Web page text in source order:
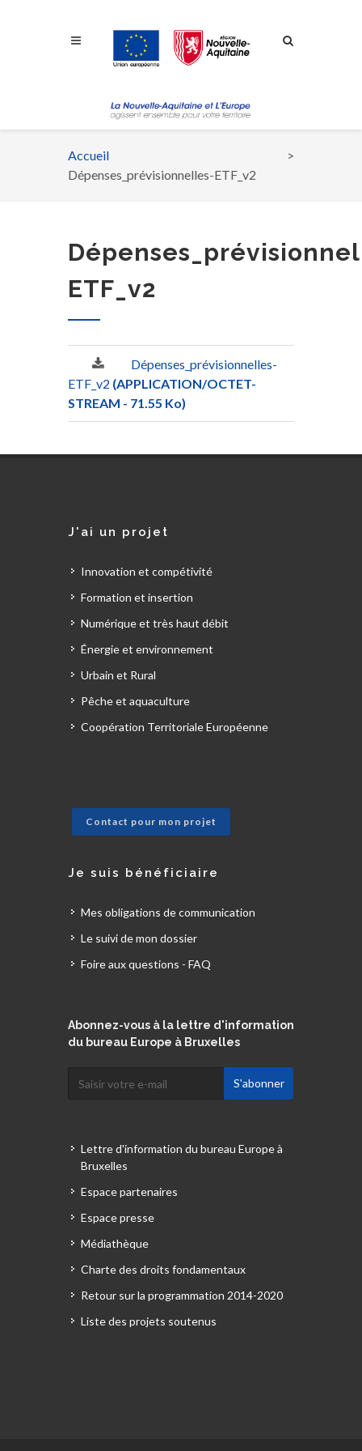
Fil
d'Ariane
Accueil
Dépenses_prévisionnelles-ETF_v2
ETF_v2
Dépenses_prévisionnelles-
ETF_v2 (APPLICATION/OCTET-
STREAM - 71.55 Ko)
J'ai un projet
Innovation et compétivité
Formation et insertion
Numérique et très haut débit
Énergie et environnement
Urbain et Rural
Pêche et aquaculture
Coopération Territoriale Européenne
Contact pour mon projet
Je suis bénéficiaire
Mes obligations de communication
Le suivi de mon dossier
Foire aux questions - FAQ
Abonnez-vous à la lettre d'information
du bureau Europe à Bruxelles
Lettre d'information du bureau Europe à
Bruxelles
Espace partenaires
Espace presse
Médiathèque
Charte des droits fondamentaux
Retour sur la programmation 2014-2020
Liste des projets soutenus